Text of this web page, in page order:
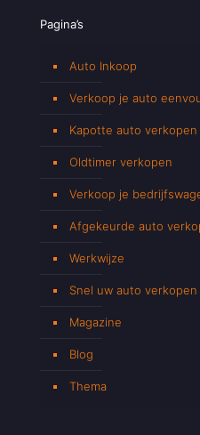
Pagina’s
Auto Inkoop
Verkoop je auto
Kapotte auto verkopen
Oldtimer verkopen
Verkoop je
Afgekeurde auto
Werkwijze
Snel uw auto verkopen
Magazine
Blog
Thema